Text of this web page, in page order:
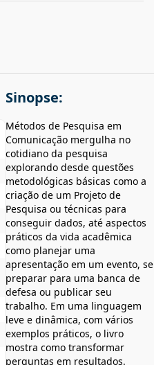
Sinopse:
Métodos de Pesquisa em
Comunicação mergulha no
cotidiano da pesquisa
explorando desde questões
metodológicas básicas como a
criação de um Projeto de
Pesquisa ou técnicas para
conseguir dados, até aspectos
práticos da vida acadêmica
como planejar uma
apresentação em um evento, se
preparar para uma banca de
defesa ou publicar seu
trabalho. Em uma linguagem
leve e dinâmica, com vários
exemplos práticos, o livro
mostra como transformar
perguntas em resultados.